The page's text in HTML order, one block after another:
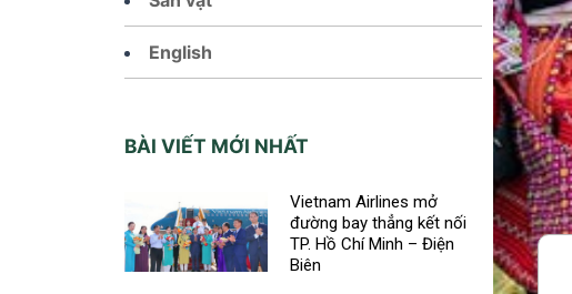
English
BÀI VIẾT MỚI NHẤT
Vietnam Airlines mở
đường bay thẳng kết nối
TP. Hồ Chí Minh – Điện
Biên